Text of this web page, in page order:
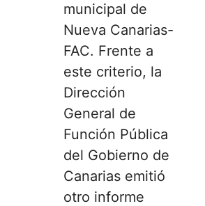
municipal de
Nueva Canarias-
FAC. Frente a
este criterio, la
Dirección
General de
Función Pública
del Gobierno de
Canarias emitió
otro informe